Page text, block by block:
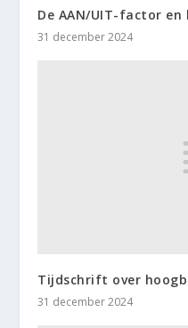
De AAN/UIT-factor
31 december 2024
Tijdschrift over
31 december 2024